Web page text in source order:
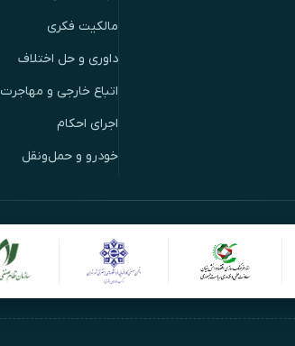
مالکیت فکری
داوری و حل اختلاف
اتباع خارجی و مهاجرت
اجرای احکام
خودرو و حمل‌ونقل